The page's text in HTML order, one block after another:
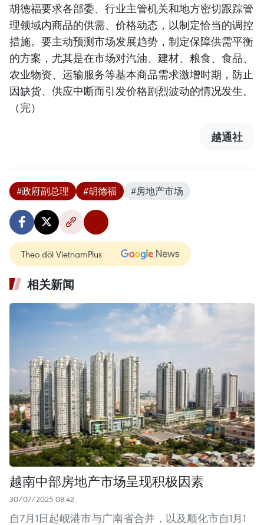
胡德福要求各部委、行业主管机关和地方密切跟踪管
理领域内商品的供需、价格动态，以制定恰当的调控
措施。要主动预测市场发展趋势，制定保障供需平衡
的方案，尤其是在市场对汽油、建材、粮食、食品、
农业物资、运输服务等基本商品需求激增时期，防止
因缺货、供应中断而引发价格剧烈波动的情况发生。
（完）
越通社
#政府副总理 #胡德福 #房地产市场
Theo dõi VietnamPlus
相关新闻
越南中部房地产市场呈现积极因素
30/07/2025 08:42
自7月1日起岘港市与广南省合并，以及顺化市自1月1